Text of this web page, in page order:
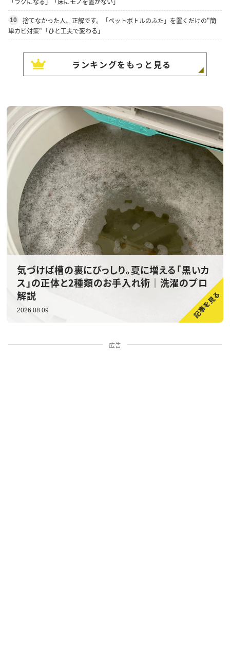
10
捨てなかった人、正解です。「ペットボトルのふた」を置くだけの"簡
単カビ対策"「ひと工夫で変わる」
ランキングをもっと見る
気づけば槽の裏にびっしり。夏に増える「黒いカ
ス」の正体と2種類のお手入れ術｜洗濯のプロ
解説
2026.08.09
広告